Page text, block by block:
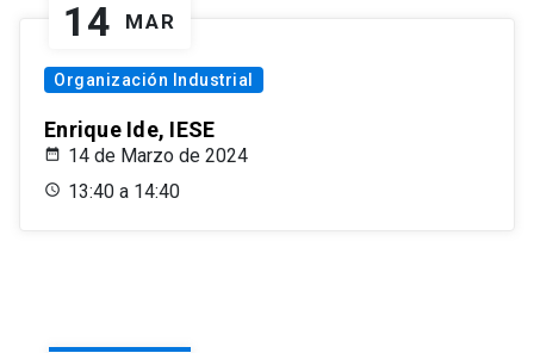
14 MAR
Organización Industrial
Enrique Ide, IESE
14 de Marzo de 2024
13:40 a 14:40